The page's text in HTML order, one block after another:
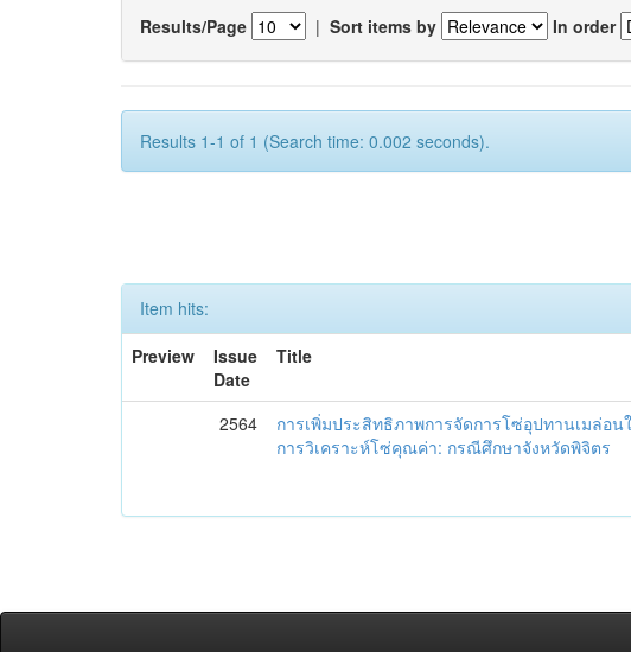
Results/Page | Sort items by In order
Results 1-1 of 1 (Search time: 0.002 seconds).
Item hits:
Preview
Issue
Date
Title
2564
การเพิ่มประสิทธิภาพการจัดการโซ่อุปทานเมล่อน
การวิเคราะห์โซ่คุณค่า: กรณีศึกษาจังหวัดพิจิตร